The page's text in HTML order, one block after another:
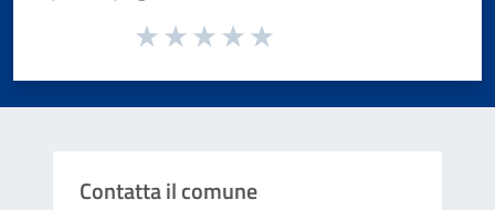
Valuta da 1 a 5 stelle la pagina
Contatta il comune